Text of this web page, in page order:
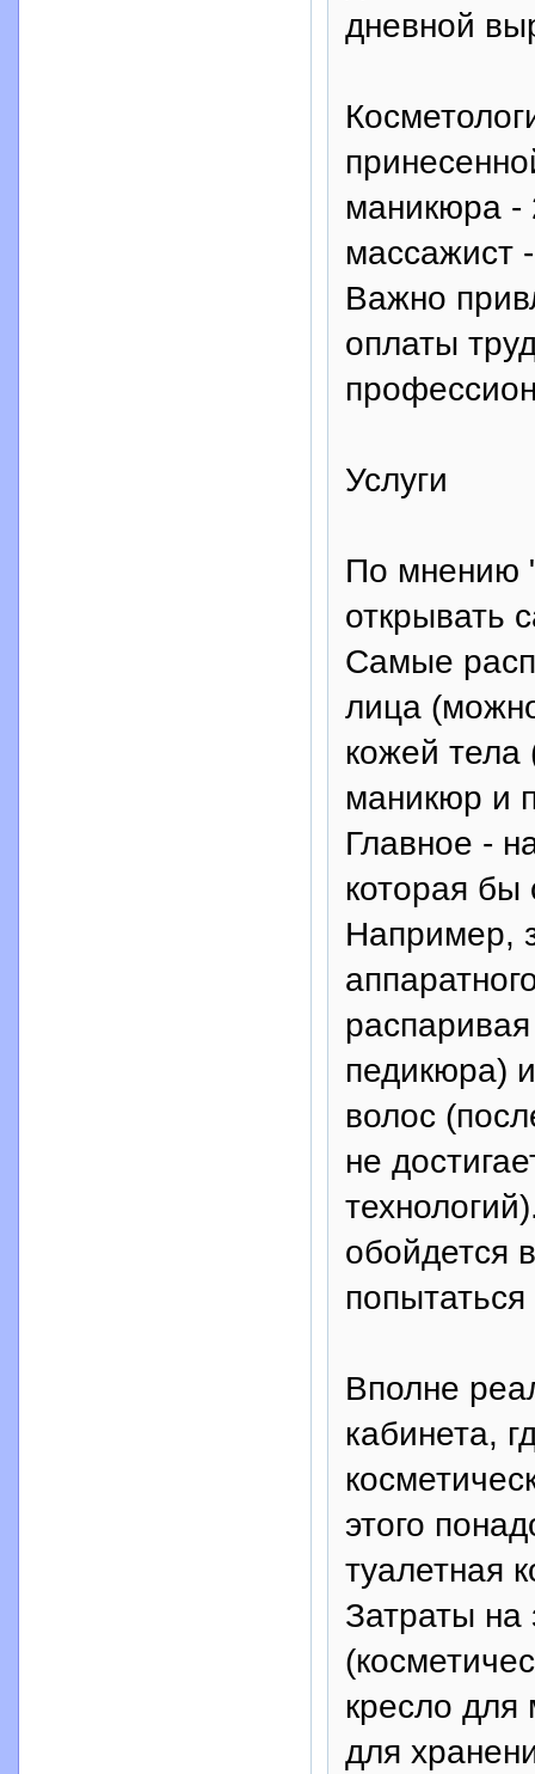
дневной
маникюра -
массажист
Важно
оплаты
Услуги
По мнению
открывать
Самые
лица
кожей
маникюр и
Главное -
которая бы
Например,
распаривая
педикюра)
волос
не
обойдется
Вполне
кабинета,
этого
туалетная
Затраты на
кресло
для